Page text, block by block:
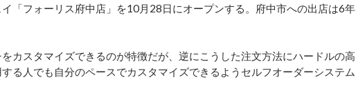
「フォーリス府中店」を10月28日にオープンする。府中市への出店は6年
カスタマイズできるのが特徴だが、逆にこうした注文方法にハードルの高
る人でも自分のペースでカスタマイズできるようセルフオーダーシステム